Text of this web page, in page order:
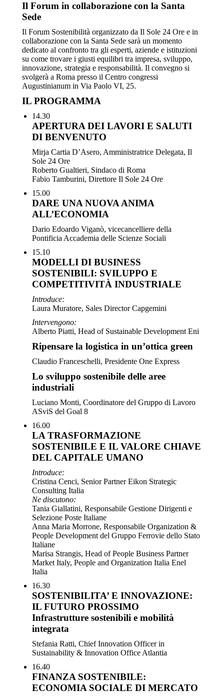
Il Forum in collaborazione con la Santa
Sede
Il Forum Sostenibilità organizzato da Il Sole 24 Ore e in
collaborazione con la Santa Sede sarà un momento
dedicato al confronto tra gli esperti, aziende e istituzioni
su come trovare i giusti equilibri tra impresa, sviluppo,
innovazione, strategia e responsabilità. Il convegno si
svolgerà a Roma presso il Centro congressi
Augustinianum in Via Paolo VI, 25.
IL PROGRAMMA
14.30
APERTURA DEI LAVORI E SALUTI
DI BENVENUTO
Mirja Cartia D’Asero, Amministratrice Delegata, Il
Sole 24 Ore
Roberto Gualtieri, Sindaco di Roma
Fabio Tamburini, Direttore Il Sole 24 Ore
15.00
DARE UNA NUOVA ANIMA
ALL’ECONOMIA
Dario Edoardo Viganò, vicecancelliere della
Pontificia Accademia delle Scienze Sociali
15.10
MODELLI DI BUSINESS
SOSTENIBILI: SVILUPPO E
COMPETITIVITÀ INDUSTRIALE
Introduce:
Laura Muratore, Sales Director Capgemini
Intervengono:
Alberto Piatti, Head of Sustainable Development Eni
Ripensare la logistica in un’ottica green
Claudio Franceschelli, Presidente One Express
Lo sviluppo sostenibile delle aree
industriali
Luciano Monti, Coordinatore del Gruppo di Lavoro
ASviS del Goal 8
16.00
LA TRASFORMAZIONE
SOSTENIBILE E IL VALORE CHIAVE
DEL CAPITALE UMANO
Introduce:
Cristina Cenci, Senior Partner Eikon Strategic
Consulting Italia
Ne discutono:
Tania Giallatini, Responsabile Gestione Dirigenti e
Selezione Poste Italiane
Anna Maria Morrone, Responsabile Organization &
People Development del Gruppo Ferrovie dello Stato
Italiane
Marisa Strangis, Head of People Business Partner
Market Italy, People and Organization Italia Enel
Italia
16.30
SOSTENIBILITA’ E INNOVAZIONE:
IL FUTURO PROSSIMO
Infrastrutture sostenibili e mobilità
integrata
Stefania Ratti, Chief Innovation Officer in
Sustainability & Innovation Office Atlantia
16.40
FINANZA SOSTENIBILE:
ECONOMIA SOCIALE DI MERCATO